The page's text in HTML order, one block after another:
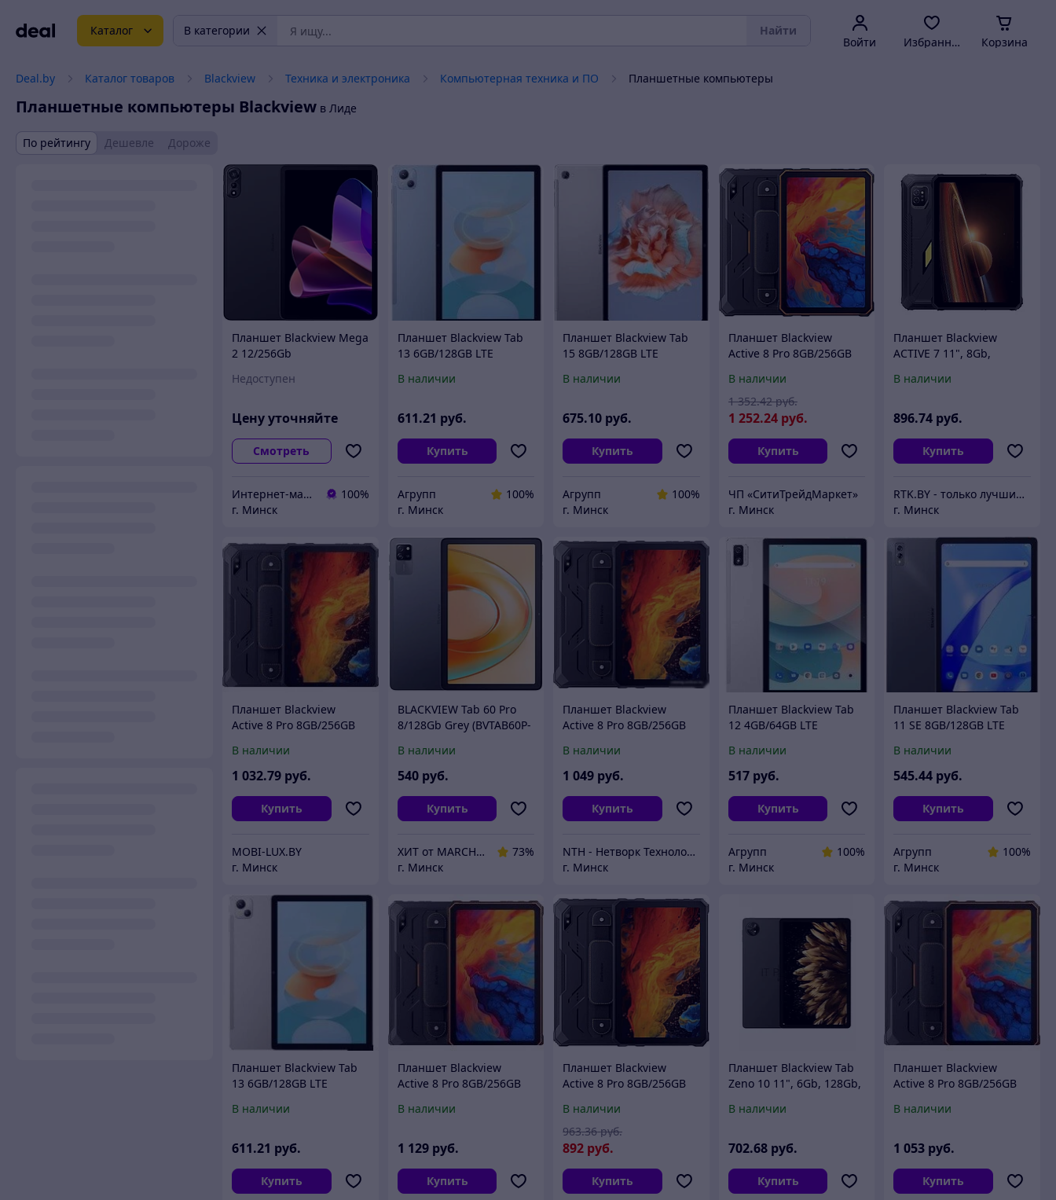
Каталог В категории Найти
Войти Избранное Корзина
Deal.by Каталог товаров Blackview Техника и электроника Компьютерная техника и ПО Планшетные компьютеры
Планшетные компьютеры Blackview в Лиде
По рейтингу Дешевле Дороже
Планшет Blackview Mega
2 12/256Gb
Недоступен
Цену уточняйте
Смотреть
Интернет-магазин ВашТелефон
100%
г. Минск
Планшет Blackview Tab
13 6GB/128GB LTE
В наличии
611.21 руб.
Купить
Агрупп
100%
г. Минск
Планшет Blackview Tab
15 8GB/128GB LTE
В наличии
675.10 руб.
Купить
Агрупп
100%
г. Минск
Планшет Blackview
Active 8 Pro 8GB/256GB
В наличии
1 252.24 руб.
1 352.42 руб.
Купить
ЧП «СитиТрейдМаркет»
г. Минск
Планшет Blackview
ACTIVE 7 11", 8Gb,
Android 15, черный
В наличии
896.74 руб.
Купить
RTK.BY - только лучшие цены
г. Минск
Планшет Blackview
Active 8 Pro 8GB/256GB
В наличии
1 032.79 руб.
Купить
MOBI-LUX.BY
г. Минск
BLACKVIEW Tab 60 Pro
8/128Gb Grey (BVTAB60P-
В наличии
540 руб.
Купить
ХИТ от MARCHENKO
73%
г. Минск
Планшет Blackview
Active 8 Pro 8GB/256GB
В наличии
1 049 руб.
Купить
NTH - Нетворк Технолоджи
г. Минск
Планшет Blackview Tab
12 4GB/64GB LTE
В наличии
517 руб.
Купить
Агрупп
100%
г. Минск
Планшет Blackview Tab
11 SE 8GB/128GB LTE
В наличии
545.44 руб.
Купить
Агрупп
100%
г. Минск
Планшет Blackview Tab
13 6GB/128GB LTE
В наличии
611.21 руб.
Купить
Планшет Blackview
Active 8 Pro 8GB/256GB
В наличии
1 129 руб.
Купить
Планшет Blackview
Active 8 Pro 8GB/256GB
В наличии
892 руб.
963.36 руб.
Купить
Планшет Blackview Tab
Zeno 10 11", 6Gb, 128Gb,
В наличии
702.68 руб.
Купить
Планшет Blackview
Active 8 Pro 8GB/256GB
В наличии
1 053 руб.
Купить